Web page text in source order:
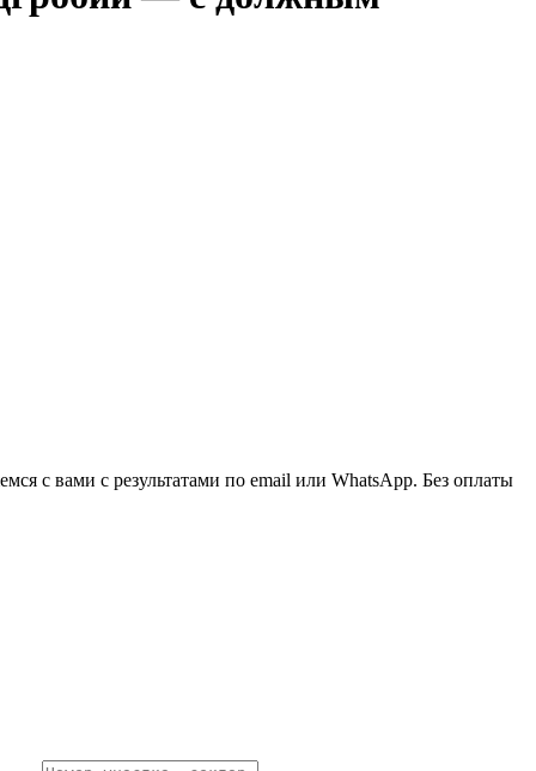
с вами с результатами по email или WhatsApp. Без оплаты